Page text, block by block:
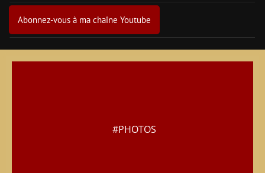
Abonnez-vous à ma chaîne Youtube
#PHOTOS